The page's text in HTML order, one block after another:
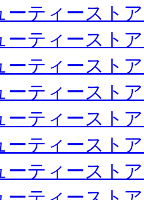
ーティースト
ーティースト
ーティースト
ーティースト
ーティースト
ーティースト
ーティースト